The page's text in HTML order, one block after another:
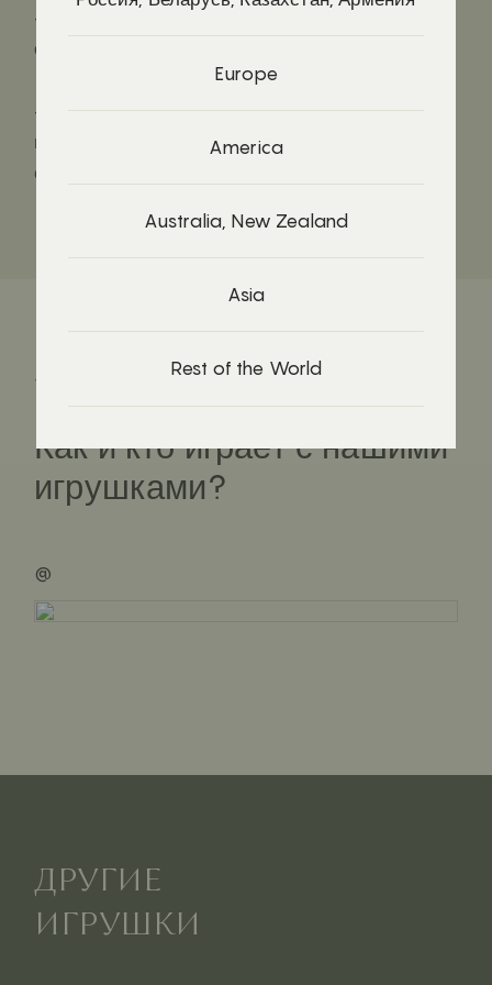
- Ставить части друг на друга по очереди,
стараясь, чтобы ни одна не упала
- Найти в интернете разные виды бабочек,
вспомнить, какие живут в ближайшем парке или
саду
Toys in life
Как и кто играет с нашими
игрушками?
@
ДРУГИЕ
ИГРУШКИ
Europe
America
Australia, New Zealand
Asia
Rest of the World